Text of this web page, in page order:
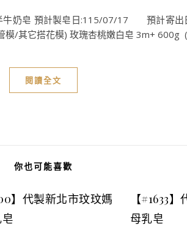
牛奶皂 預計製皂日:115/07/17 預計寄
模/其它搭花模) 玫瑰杏桃嫩白皂 3m+ 600g
閱讀全文
你也可能喜歡
】代製新北市玟玟媽
【#1633
母乳皂